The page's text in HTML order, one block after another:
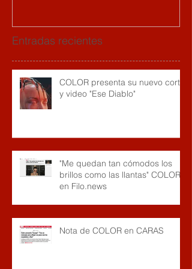
Entradas recientes
COLOR presenta su nuevo corte
y video "Ese Diablo"
"Me quedan tan cómodos los
brillos como las llantas" COLOR
en Filo.news
Nota de COLOR en CARAS